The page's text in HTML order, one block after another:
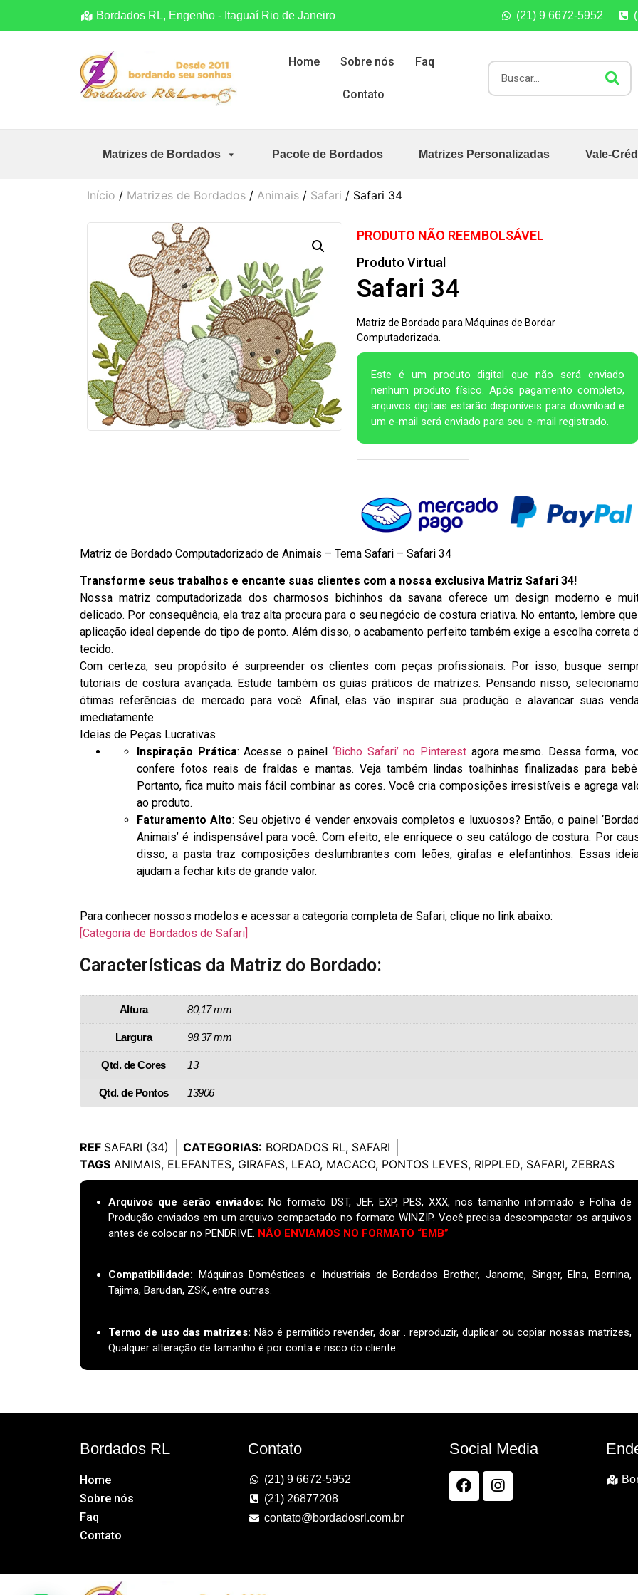
Bordados RL, Engenho - Itaguaí Rio de Janeiro (21) 9 6672-5952
Home Sobre nós Faq
Contato
Matrizes de Bordados Pacote de Bordados Matrizes Personalizadas Vale-
Início / Matrizes de Bordados / Animais / Safari / Safari 34
PRODUTO NÃO REEMBOLSÁVEL
Produto Virtual
Safari 34
Matriz de Bordado para Máquinas de Bordar
Computadorizada.
Este é um produto digital que não será enviado
nenhum produto físico. Após pagamento completo,
arquivos digitais estarão disponíveis para download e
um e-mail será enviado para seu e-mail registrado.
Matriz de Bordado Computadorizado de Animais – Tema Safari – Safari 34
Transforme seus trabalhos e encante suas clientes com a nossa exclusiva Matriz Safari 34!
Nossa matriz computadorizada dos charmosos bichinhos da savana oferece um design moderno e
delicado. Por consequência, ela traz alta procura para o seu negócio de costura criativa. No entanto, lembre
aplicação ideal depende do tipo de ponto. Além disso, o acabamento perfeito também exige a escolha correta
tecido.
Com certeza, seu propósito é surpreender os clientes com peças profissionais. Por isso, busque
tutoriais de costura avançada. Estude também os guias práticos de matrizes. Pensando nisso,
ótimas referências de mercado para você. Afinal, elas vão inspirar sua produção e alavancar suas
imediatamente.
Ideias de Peças Lucrativas
Inspiração Prática: Acesse o painel‘Bicho Safari’ no Pinterestagora mesmo. Dessa forma,
confere fotos reais de fraldas e mantas. Veja também lindas toalhinhas finalizadas para
Portanto, fica muito mais fácil combinar as cores. Você cria composições irresistíveis e agrega
ao produto.
Faturamento Alto: Seu objetivo é vender enxovais completos e luxuosos? Então, o painel
Animais’ é indispensável para você. Com efeito, ele enriquece o seu catálogo de costura. Por
disso, a pasta traz composições deslumbrantes com leões, girafas e elefantinhos. Essas
ajudam a fechar kits de grande valor.
Para conhecer nossos modelos e acessar a categoria completa de Safari, clique no link abaixo:
[Categoria de Bordados de Safari]
Características da Matriz do Bordado:
Altura 80,17 mm
Largura 98,37 mm
Qtd. de Cores 13
Qtd. de Pontos 13906
REF SAFARI (34) CATEGORIAS: BORDADOS RL, SAFARI
TAGS ANIMAIS, ELEFANTES, GIRAFAS, LEAO, MACACO, PONTOS LEVES, RIPPLED, SAFARI, ZEBRAS
Arquivos que serão enviados: No formato DST, JEF, EXP, PES, XXX, nos tamanho informado e Folha de
Produção enviados em um arquivo compactado no formato WINZIP. Você precisa descompactar os arquivos
antes de colocar no PENDRIVE. NÃO ENVIAMOS NO FORMATO “EMB”
Compatibilidade: Máquinas Domésticas e Industriais de Bordados Brother, Janome, Singer, Elna, Bernina,
Tajima, Barudan, ZSK, entre outras.
Termo de uso das matrizes: Não é permitido revender, doar . reproduzir, duplicar ou copiar nossas matrizes,
Qualquer alteração de tamanho é por conta e risco do cliente.
Bordados RL
Home
Sobre nós
Faq
Contato
Contato
(21) 9 6672-5952
(21) 26877208
contato@bordadosrl.com.br
Social Media